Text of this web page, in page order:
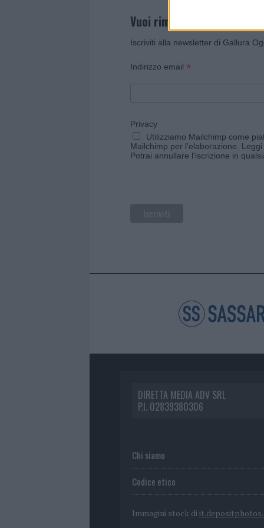
Vuoi rimanere sempre
Iscriviti alla newsletter di Gallura
Indirizzo email *
Privacy
Utilizziamo Mailchimp come
Mailchimp per l'elaborazione.
Potrai annullare l'iscrizione in
DIRETTA MEDIA ADV SRL
P.I. 02839380306
Chi siamo
Codice etico
Immagini stock di